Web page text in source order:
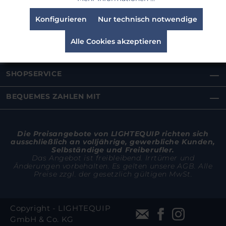
SHOPINFOS
SHOPSERVICE
BEQUEMES ZAHLEN MIT
Die Preisangebote von LIGHTEQUIP richten sich
ausschließlich an volljährige, gewerbliche Kunden,
Selbständige und Freiberufler.
Das Angebot ist freibleibend. Irrtümer und
Änderungen vorbehalten. Es gelten unsere AGB. Alle
Preise zzgl. der gesetzlich gültigen MwSt.
Copyright - LIGHTEQUIP
GmbH & Co. KG
Nur technisch notwendige
Konfigurieren
Alle Cookies akzeptieren